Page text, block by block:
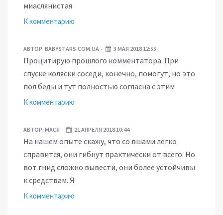
миаслянистая
К комментарию
АВТОР: BABYSTARS.COM.UA 3 МАЯ 2018 12:55
Процитирую прошлого комментатора: При
спуске коляски соседи, конечно, помогут, но это
пол беды и тут полностью согласна с этим
К комментарию
АВТОР: МАСЯ 21 АПРЕЛЯ 2018 10:44
На нашем опыте скажу, что со вшами легко
справится, они гибнут практически от всего. Но
вот гнид сложно вывести, они более устойчивы
к средствам. Я
К комментарию